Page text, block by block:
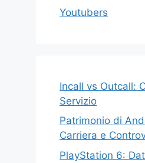
Youtubers
Incall vs Outcall:
Servizio
Patrimonio di
Carriera e
PlayStation 6: